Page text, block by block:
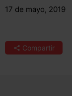
17 de mayo, 2019
Compartir